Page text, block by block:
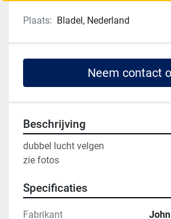
Plaats: Bladel, Nederland
Neem contact
Beschrijving
dubbel lucht velgen
zie fotos
Specificaties
Fabrikant